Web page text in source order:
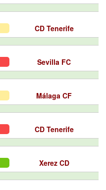
CD Tenerife
Sevilla FC
Málaga CF
CD Tenerife
Xerez CD